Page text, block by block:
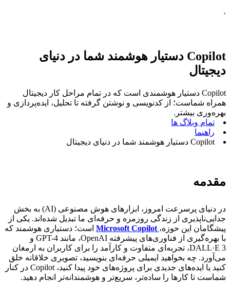
`
Copilot دستیار هوشمند شما در دنیای
دیجیتال
Copilot دستیار هوشمندی است که در تمام مراحل کار دیجیتال
همراه شماست؛ از کدنویسی و نوشتن گرفته تا تحلیل، ایده‌پردازی و
بهره‌وری بیشتر.
تمام وبلاگ ها
راهنما
Copilot دستیار هوشمند شما در دنیای دیجیتال
مقدمه
در دنیای پرسرعت امروز، ابزارهای هوش مصنوعی (AI) به بخش
جدایی‌ناپذیری از زندگی روزمره و حرفه‌ای ما تبدیل شده‌اند. یکی از
پیشگامان این حوزه، Microsoft Copilot است؛ دستیاری هوشمند که
با بهره‌گیری از فناوری‌های پیشرفته OpenAI، مانند GPT-4 و
DALL·E 3، تجربه‌ای متفاوت و کارآمد را برای کاربران به ارمغان
می‌آورد. چه بخواهید ایمیلی حرفه‌ای بنویسید، تصویری خلاقانه خلق
کنید یا ایده‌های جدیدی برای پروژه‌های خود پیدا کنید، Copilot در کنار
شماست تا کارها را ساده‌تر، سریع‌تر و هوشمندانه‌تر انجام دهید.